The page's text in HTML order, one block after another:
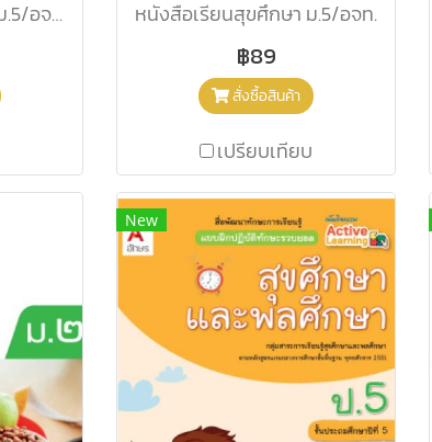
หนังสือเรียนพลศึกษา ม.5/อจท. หนังสือเรียนสุขศึกษา ม.5/อจท.
฿89
สั่งซื้อสินค้า
เปรียบเทียบ
New